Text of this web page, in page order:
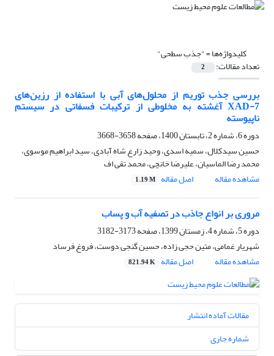
کلیدواژه‌ها ="جذب سطحی"
تعداد مقالات: 2
بررسی جذب توریم از محلول‌های آبی با استفاده از رزین‌های‌
XAD-7 آغشته به مخلوطی از ترکیبات فسفاتی در سیستم
ناپیوسته
دوره 6، شماره 2، تابستان 1400، صفحه
3658-3668
حسین سیدکلال، سمیه اسدی، وحید زارع شاه آبادی، سید ابراهیم موسوی،
محمد رضا الماسیان، علیرضا خانچی، محمد تقی اف
مشاهده مقاله
اصل مقاله 1.19 M
مروری بر انواع جاذب در تصفیه آب و پساب
دوره 5، شماره 4، زمستان 1399، صفحه
3173-3182
شهریار غمامی، متین حجی زاده، حسین گنجی دوست، فروغ فرساد
مشاهده مقاله
اصل مقاله 821.94 K
مقالات آماده انتشار
شماره جاری